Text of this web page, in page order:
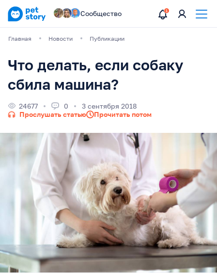
Сообщество
Главная Новости Публикации
Что делать, если собаку
сбила машина?
24677 0
3 сентября 2018
Прослушать статью
Прочитать потом